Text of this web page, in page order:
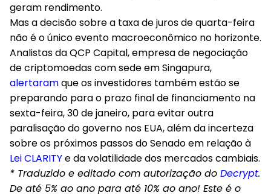
geram rendimento.
Mas a decisão sobre a taxa de juros de quarta-feira
não é o único evento macroeconômico no horizonte.
Analistas da QCP Capital, empresa de negociação
de criptomoedas com sede em Singapura,
alertaramque os investidores também estão se
preparando para o prazo final de financiamento na
sexta-feira, 30 de janeiro, para evitar outra
paralisação do governo nos EUA, além da incerteza
sobre os próximos passos do Senado em relação à
Lei CLARITYe da volatilidade dos mercados cambiais.
* Traduzido e editado com autorização do Decrypt.
De até 5% ao ano para até 10% ao ano! Este é o